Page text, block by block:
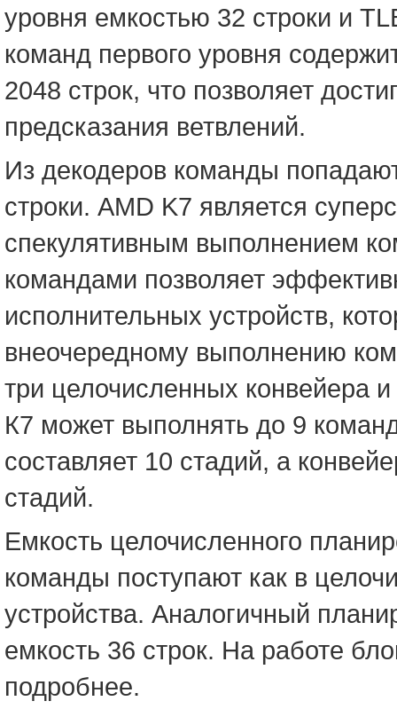
уровня емкостью 32 строки и
команд первого уровня
2048 строк, что позволяет
предсказания ветвлений.
Из декодеров команды
строки. AMD K7 является
спекулятивным выполнением
командами позволяет
исполнительных устройств,
внеочередному выполнению
три целочисленных конвейера
К7 может выполнять до 9
составляет 10 стадий, а
стадий.
Емкость целочисленного
команды поступают как в
устройства. Аналогичный
емкость 36 строк. На работе
подробнее.